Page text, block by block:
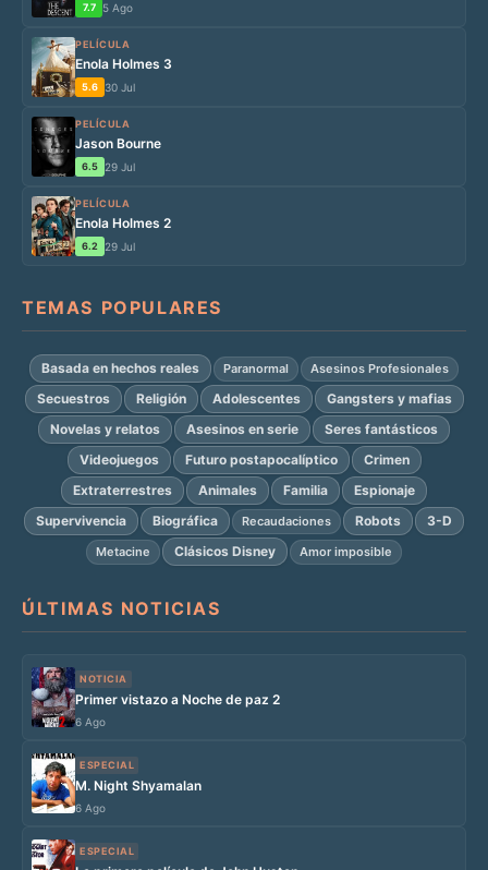
7.7 5 Ago
PELÍCULA
Enola Holmes 3
5.6 30 Jul
PELÍCULA
Jason Bourne
6.5 29 Jul
PELÍCULA
Enola Holmes 2
6.2 29 Jul
TEMAS POPULARES
Basada en hechos reales Paranormal Asesinos Profesionales
Secuestros Religión Adolescentes
Gangsters y mafias
Novelas y relatos
Asesinos en serie
Seres fantásticos
Videojuegos
Futuro postapocalíptico
Crimen
Extraterrestres
Animales Familia
Espionaje
Supervivencia
Biográfica Recaudaciones Robots 3-D
Metacine Clásicos Disney Amor imposible
ÚLTIMAS NOTICIAS
NOTICIA
Primer vistazo a Noche de paz 2
6 Ago
ESPECIAL
M. Night Shyamalan
6 Ago
ESPECIAL